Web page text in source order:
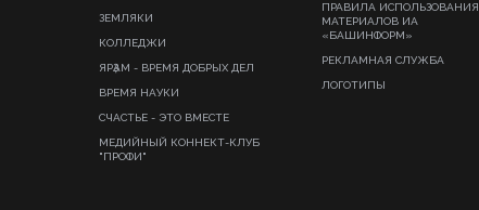
ЗЕМЛЯКИ
КОЛЛЕДЖИ
ЯРҘАМ - ВРЕМЯ ДОБРЫХ ДЕЛ
ВРЕМЯ НАУКИ
СЧАСТЬЕ - ЭТО ВМЕСТЕ
МЕДИЙНЫЙ КОННЕКТ-КЛУБ
"ПРОФИ"
ПРАВИЛА ИСПОЛЬЗОВАНИЯ
МАТЕРИАЛОВ ИА
«БАШИНФОРМ»
РЕКЛАМНАЯ СЛУЖБА
ЛОГОТИПЫ